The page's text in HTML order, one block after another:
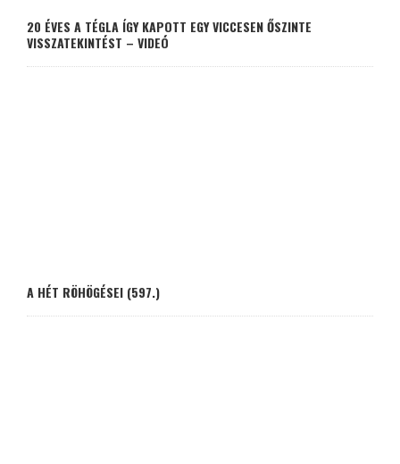
20 ÉVES A TÉGLA ÍGY KAPOTT EGY VICCESEN ŐSZINTE
VISSZATEKINTÉST – VIDEÓ
A HÉT RÖHÖGÉSEI (597.)